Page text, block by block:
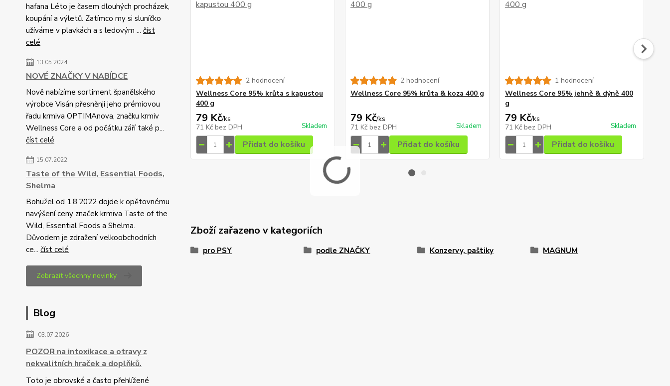
hafana Léto je časem dlouhých procházek,
koupání a výletů. Zatímco my si sluníčko
užíváme v plavkách a s ledovým ... číst
celé
13.05.2024
NOVÉ ZNAČKY V NABÍDCE
Nově nabízíme sortiment španělského
výrobce Visán přesněnji jeho prémiovou
řadu krmiva OPTIMAnova, značku krmiv
Wellness Core a od počátku září také p...
číst celé
15.07.2022
Taste of the Wild, Essential Foods,
Shelma
Bohužel od 1.8.2022 dojde k opětovnému
navýšení ceny značek krmiva Taste of the
Wild, Essential Foods a Shelma.
Důvodem je zdražení velkoobchodních
ce... číst celé
Zobrazit všechny novinky
Blog
03.07.2026
POZOR na intoxikace a otravy z
nekvalitních hraček a doplňků.
Toto je obrovské a často přehlížené
2 hodnocení
Wellness Core 95% krůta s kapustou
400 g
79 Kč/ks
71 Kč bez DPH Skladem
Přidat do košíku
2 hodnocení
Wellness Core 95% krůta & koza 400 g
79 Kč/ks
71 Kč bez DPH Skladem
Přidat do košíku
1 hodnocení
Wellness Core 95% jehně & dýně 400
g
79 Kč/ks
71 Kč bez DPH Skladem
Přidat do košíku
Zboží zařazeno v kategoriích
pro PSY podle ZNAČKY Konzervy, paštiky MAGNUM